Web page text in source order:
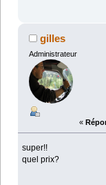
gilles
Administrateur
«
super!!
quel prix?